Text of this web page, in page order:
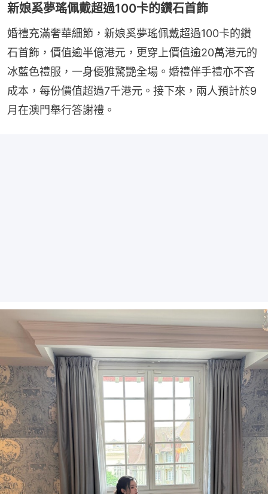
新娘奚夢瑤佩戴超過100卡的鑽石首飾
婚禮充滿奢華細節，新娘奚夢瑤佩戴超過100卡的鑽
石首飾，價值逾半億港元，更穿上價值逾20萬港元的
冰藍色禮服，一身優雅驚艷全場。婚禮伴手禮亦不吝
成本，每份價值超過7千港元。接下來，兩人預計於9
月在澳門舉行答謝禮。